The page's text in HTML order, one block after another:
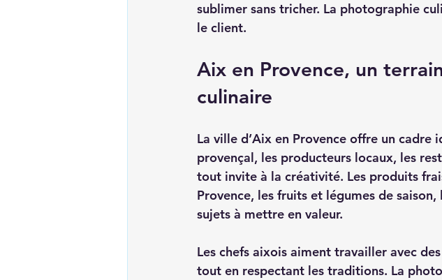
sublimer sans tricher. La photographie
le client.
Aix en Provence, un
culinaire
La ville d’Aix en Provence offre un
provençal, les producteurs locaux, les
tout invite à la créativité. Les produits
Provence, les fruits et légumes de
sujets à mettre en valeur.
Les chefs aixois aiment travailler avec
tout en respectant les traditions. La